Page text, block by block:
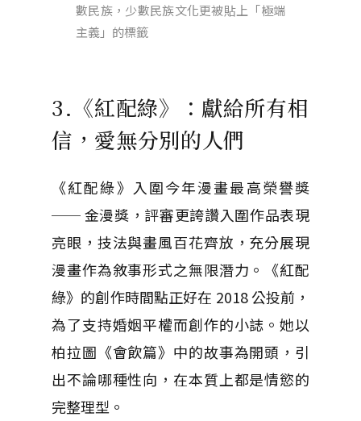
數民族，少數民族文化更被貼上「極端
主義」的標籤
3.《紅配綠》：獻給所有相
信，愛無分別的人們
《紅配綠》入圍今年漫畫最高榮譽獎
── 金漫獎，評審更誇讚入圍作品表現
亮眼，技法與畫風百花齊放，充分展現
漫畫作為敘事形式之無限潛力。《紅配
綠》的創作時間點正好在 2018 公投前，
為了支持婚姻平權而創作的小誌。她以
柏拉圖《會飲篇》中的故事為開頭，引
出不論哪種性向，在本質上都是情慾的
完整理型。